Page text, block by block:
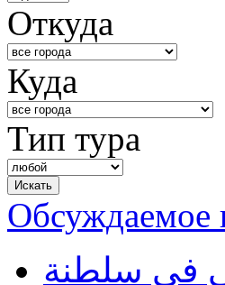
Откуда
Куда
Тип тура
Обсуждаемое
في سلطنة